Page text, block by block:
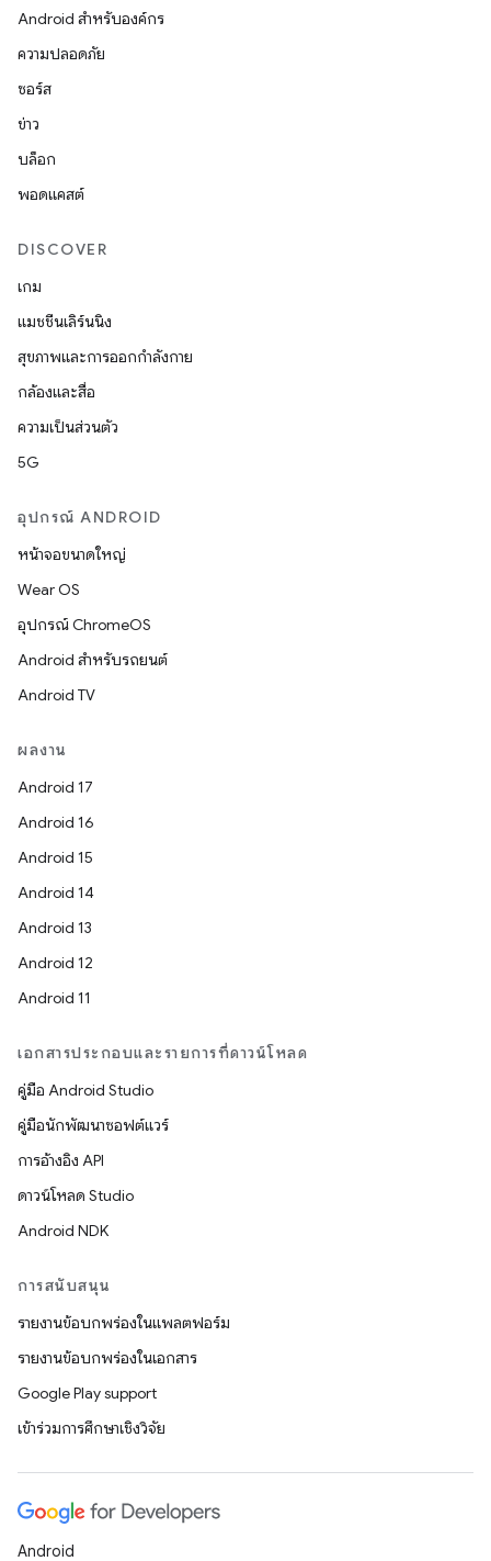
Android สำหรับองค์กร
ความปลอดภัย
ซอร์ส
ข่าว
บล็อก
พอดแคสต์
DISCOVER
เกม
แมชชีนเลิร์นนิง
สุขภาพและการออกกำลังกาย
กล้องและสื่อ
ความเป็นส่วนตัว
5G
อุปกรณ์ ANDROID
หน้าจอขนาดใหญ่
Wear OS
อุปกรณ์ ChromeOS
Android สำหรับรถยนต์
Android TV
ผลงาน
Android 17
Android 16
Android 15
Android 14
Android 13
Android 12
Android 11
เอกสารประกอบและรายการที่ดาวน์โหลด
คู่มือ Android Studio
คู่มือนักพัฒนาซอฟต์แวร์
การอ้างอิง API
ดาวน์โหลด Studio
Android NDK
การสนับสนุน
รายงานข้อบกพร่องในแพลตฟอร์ม
รายงานข้อบกพร่องในเอกสาร
Google Play support
เข้าร่วมการศึกษาเชิงวิจัย
Android